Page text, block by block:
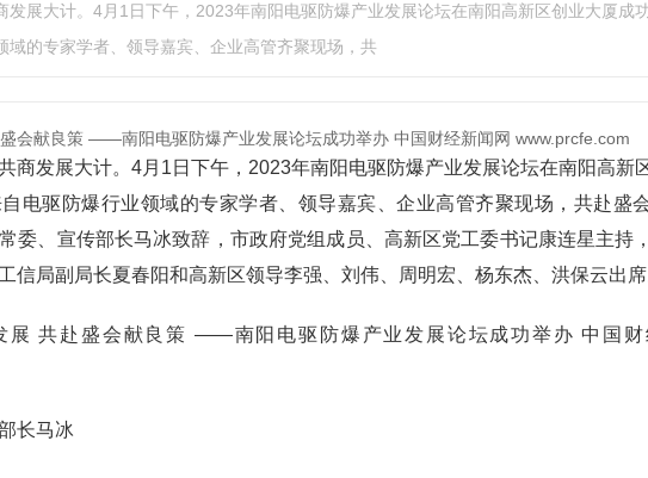
发展大计。4月1日下午，2023年南阳电驱防爆产业发展论坛在南阳高新区创业大厦成
域的专家学者、领导嘉宾、企业高管齐聚现场，共
商发展大计。4月1日下午，2023年南阳电驱防爆产业发展论坛在南阳高新
电驱防爆行业领域的专家学者、领导嘉宾、企业高管齐聚现场，共赴盛
委、宣传部长马冰致辞，市政府党组成员、高新区党工委书记康连星主持
信局副局长夏春阳和高新区领导李强、刘伟、周明宏、杨东杰、洪保云出席
长马冰